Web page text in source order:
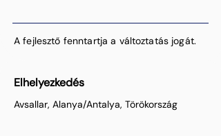
A fejlesztő fenntartja a változtatás jogát.
Elhelyezkedés
Avsallar, Alanya/Antalya, Törökország